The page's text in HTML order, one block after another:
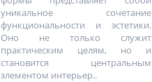
уникальное сочетание
функциональности и эстетики.
Оно не только служит
практическим целям, но и
становится центральным
элементом интерьер..